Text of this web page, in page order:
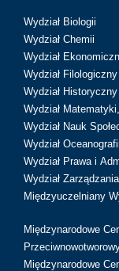
Wydział Biologii
Wydział Chemii
Wydział
Wydział Filologiczny
Wydział Historyczny
Wydział
Wydział Nauk
Wydział
Wydział Prawa i
Wydział Zarządzania
Międzyuczelniany
Międzynarodowe
Międzynarodowe